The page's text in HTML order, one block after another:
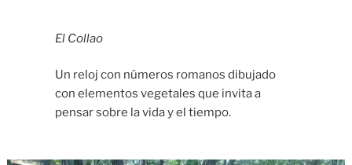
El Collao
Un reloj con números romanos dibujado
con elementos vegetales que invita a
pensar sobre la vida y el tiempo.